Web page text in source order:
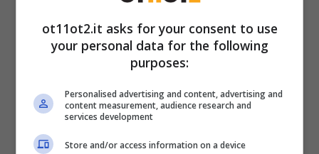
Se dovesse scattare un accertamento sui
movimenti bancari il cittadino potrà
giustificare il suo operato e dimostrare che le
movimentazioni non hanno rilevanza fiscale o
sono state dichiarare nel 730 o modelli
Redditi. In caso contrario – ossia qualora il
contribuente non riuscisse ad evidenziare
ot11ot2.it asks for your consent to use
your personal data for the following
purposes:
Personalised advertising and content, advertising and
content measurement, audience research and
services development
Store and/or access information on a device